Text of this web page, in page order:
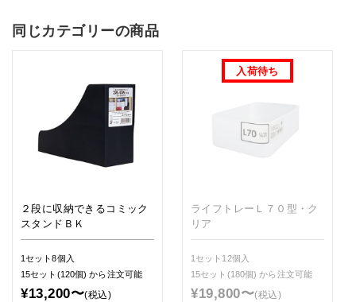
同じカテゴリーの商品
２段に収納できるコミック
スタンドＢＫ
1セット8個入
15セット(120個)から注文可能
¥13,200〜(税込)
ライフトレーＬ７０型・ク
リア
1セット12個入
15セット(180個)から注文可能
¥19,800〜(税込)